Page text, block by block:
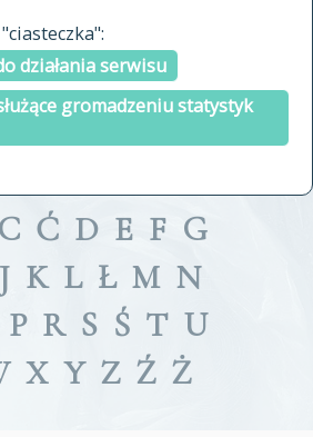
działania serwisu
gromadzeniu statystyk
a tergo
C Ć D E F G
J K L Ł M N
P R S Ś T U
X Y Z Ź Ż